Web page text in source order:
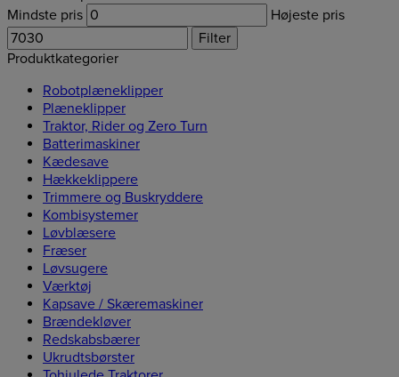
Mindste pris
Højeste pris
Filter
Produktkategorier
Robotplæneklipper
Plæneklipper
Traktor, Rider og Zero Turn
Batterimaskiner
Kædesave
Hækkeklippere
Trimmere og Buskryddere
Kombisystemer
Løvblæsere
Fræser
Løvsugere
Værktøj
Kapsave / Skæremaskiner
Brændekløver
Redskabsbærer
Ukrudtsbørster